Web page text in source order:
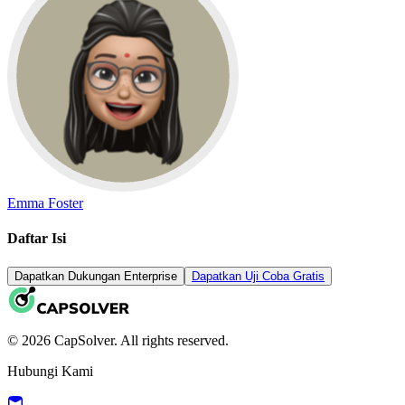
Emma Foster
Daftar Isi
Dapatkan Dukungan Enterprise Dapatkan Uji Coba Gratis
© 2026 CapSolver. All rights reserved.
Hubungi Kami